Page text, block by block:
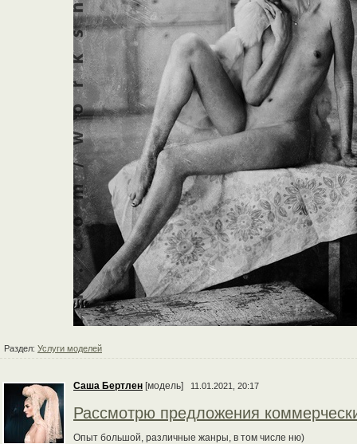
Раздел: Услуги моделей
Cаша Бертлен [модель] 11.01.2021, 20:17
Рассмотрю предложения
Опыт большой, различные жанры, в том числе ню)